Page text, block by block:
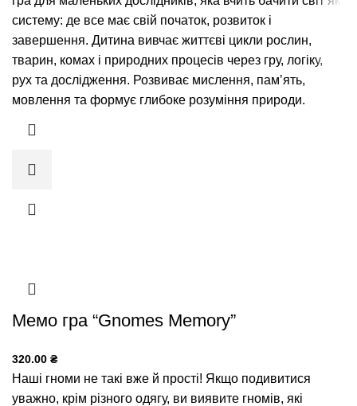
систему: де все має свій початок, розвиток і
завершення. Дитина вивчає життєві цикли рослин,
тварин, комах і природних процесів через гру, логіку,
рух та дослідження. Розвиває мислення, памʼять,
мовлення та формує глибоке розуміння природи.
Мемо гра “Gnomes Memory”
320.00 ₴
Наші гноми не такі вже й прості! Якщо подивитися
уважно, крім різного одягу, ви виявите гномів, які